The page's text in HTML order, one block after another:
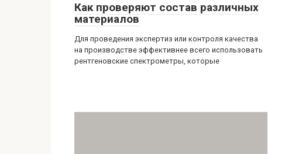
Как проверяют состав различных
материалов
Для проведения экспертиз или контроля качества
на производстве эффективнее всего использовать
рентгеновские спектрометры, которые